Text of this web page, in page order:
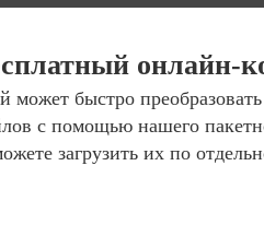
онлайн-
может быстро
с помощью нашего
загрузить их по